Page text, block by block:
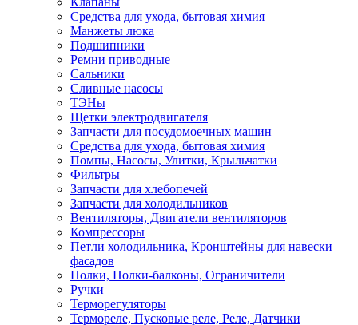
Средства для ухода, бытовая химия
Манжеты люка
Подшипники
Ремни приводные
Сальники
Сливные насосы
ТЭНы
Щетки электродвигателя
Запчасти для посудомоечных машин
Средства для ухода, бытовая химия
Помпы, Насосы, Улитки, Крыльчатки
Фильтры
Запчасти для хлебопечей
Запчасти для холодильников
Вентиляторы, Двигатели вентиляторов
Компрессоры
Петли холодильника, Кронштейны для навески
фасадов
Полки, Полки-балконы, Ограничители
Ручки
Терморегуляторы
Термореле, Пусковые реле, Реле, Датчики